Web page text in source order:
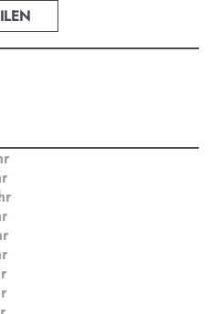
einen Blick
in Stadt
Theater, Literatur